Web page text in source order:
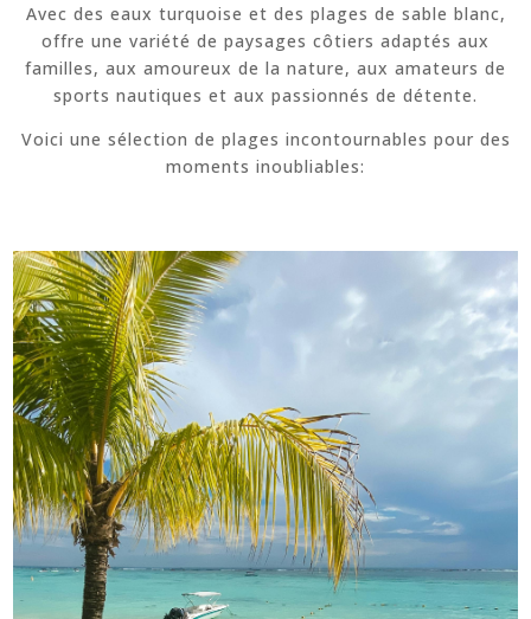
Avec des eaux turquoise et des plages de sable blanc,
offre une variété de paysages côtiers adaptés aux
familles, aux amoureux de la nature, aux amateurs de
sports nautiques et aux passionnés de détente.
Voici une sélection de plages incontournables pour des
moments inoubliables: